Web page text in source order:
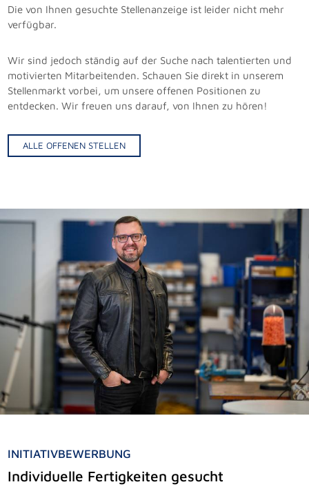
Die von Ihnen gesuchte Stellenanzeige ist leider nicht mehr
verfügbar.
Wir sind jedoch ständig auf der Suche nach talentierten und
motivierten Mitarbeitenden. Schauen Sie direkt in unserem
Stellenmarkt vorbei, um unsere offenen Positionen zu
entdecken. Wir freuen uns darauf, von Ihnen zu hören!
ALLE OFFENEN STELLEN
INITIATIVBEWERBUNG
Individuelle Fertigkeiten gesucht